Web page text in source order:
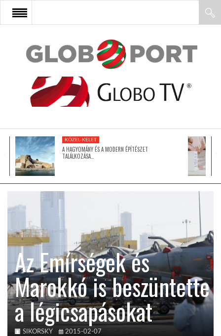
FŐOLDAL
AFRIKA
ÁZSIA
KÖZEL-KELET
AUSZTRÁLIA
A VILÁG ITTHON
KÖZEL-KELET
A HAGYOMÁNY ÉS A MODERN ÉPÍTÉSZET
TALÁLKOZÁSA…
Az Emírségek és
Marokkó is beszüntette
a légicsapásokat
SIKORSKY 2015-02-07